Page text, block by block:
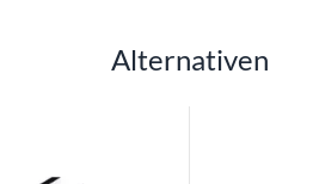
Alternativen